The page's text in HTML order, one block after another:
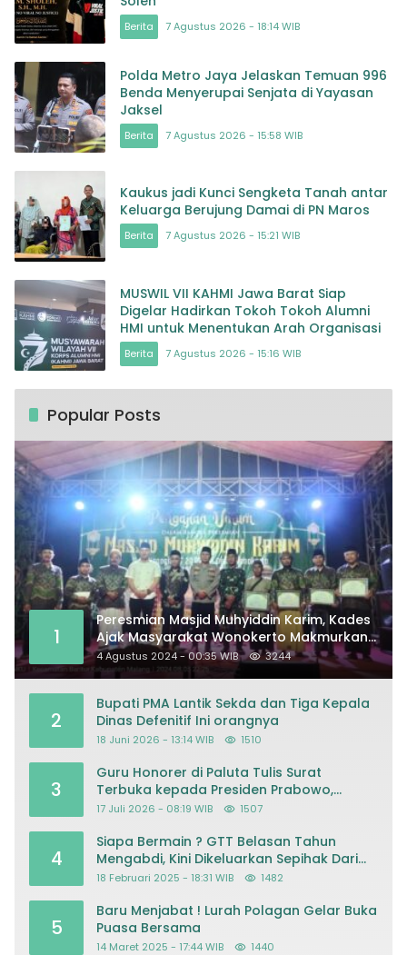
Berita 7 Agustus 2026 - 18:14 WIB
Polda Metro Jaya Jelaskan Temuan 996
Benda Menyerupai Senjata di Yayasan
Jaksel
Berita 7 Agustus 2026 - 15:58 WIB
Kaukus jadi Kunci Sengketa Tanah antar
Keluarga Berujung Damai di PN Maros
Berita 7 Agustus 2026 - 15:21 WIB
MUSWIL VII KAHMI Jawa Barat Siap
Digelar Hadirkan Tokoh Tokoh Alumni
HMI untuk Menentukan Arah Organisasi
Berita 7 Agustus 2026 - 15:16 WIB
Popular Posts
1
Peresmian Masjid Muhyiddin Karim, Kades
Ajak Masyarakat Wonokerto Makmurkan
Masjid
4 Agustus 2024 - 00:35 WIB 3244
2
Bupati PMA Lantik Sekda dan Tiga Kepala
Dinas Defenitif Ini orangnya
18 Juni 2026 - 13:14 WIB 1510
3
Guru Honorer di Paluta Tulis Surat
Terbuka kepada Presiden Prabowo,
Mohon Keadilan atas Dugaan
17 Juli 2026 - 08:19 WIB 1507
4
Siapa Bermain ? GTT Belasan Tahun
Mengabdi, Kini Dikeluarkan Sepihak Dari
Dapodik
18 Februari 2025 - 18:31 WIB 1482
5
Baru Menjabat ! Lurah Polagan Gelar Buka
Puasa Bersama
14 Maret 2025 - 17:44 WIB 1440